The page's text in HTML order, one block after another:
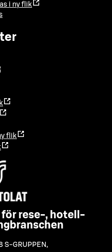
i ny flik
flik
för rese-, hotell-
S-GRUPPEN ,